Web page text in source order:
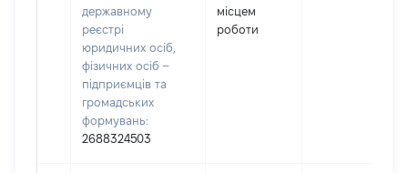
державному
реєстрі
юридичних осіб,
фізичних осіб –
підприємців та
громадських
формувань:
2688324503
місцем
роботи